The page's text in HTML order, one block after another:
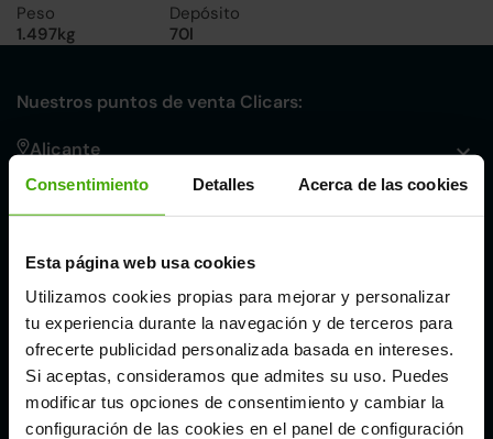
Consentimiento Detalles Acerca de las cookies
Esta página web usa cookies
Utilizamos cookies propias para mejorar y personalizar
tu experiencia durante la navegación y de terceros para
ofrecerte publicidad personalizada basada en intereses.
Si aceptas, consideramos que admites su uso. Puedes
modificar tus opciones de consentimiento y cambiar la
configuración de las cookies en el panel de configuración
Peso
1.497kg
Depósito
70l
Nuestros puntos de venta Clicars:
Alicante
Córdoba
Málaga
Valencia